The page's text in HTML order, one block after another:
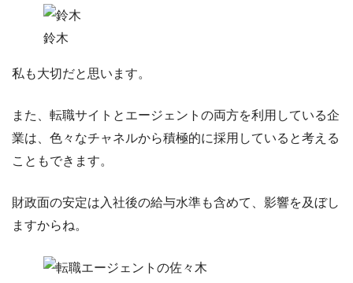
鈴木
私も大切だと思います。
また、転職サイトとエージェントの両方を利用している企
業は、色々なチャネルから積極的に採用していると考える
こともできます。
財政面の安定は入社後の給与水準も含めて、影響を及ぼし
ますからね。